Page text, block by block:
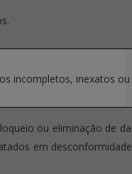
incompletos, inexatos
ou eliminação de
em